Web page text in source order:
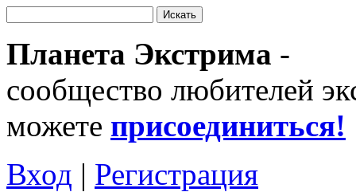
Планета Экстрима -
сообщество любителей
можете присоединиться!
Вход | Регистрация